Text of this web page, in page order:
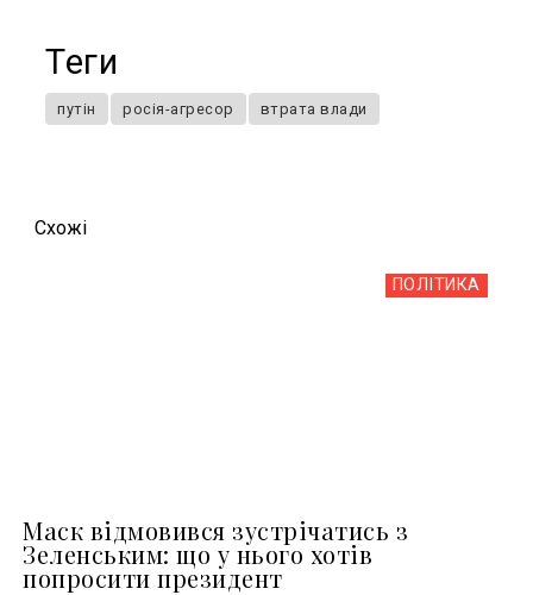
Теги
путін росія-агресор втрата влади
Схожi
ПОЛІТИКА
Маск відмовився зустрічатись з
Зеленським: що у нього хотів
попросити президент